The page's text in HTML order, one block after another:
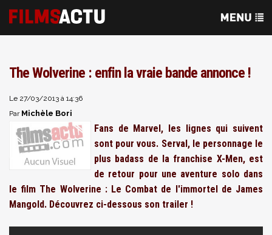
The Wolverine : enfin la vraie bande annonce !
Le 27/03/2013 à 14:36
Par Michèle Bori
Fans de Marvel, les lignes qui suivent
sont pour vous. Serval, le personnage le
plus badass de la franchise X-Men, est
de retour pour une aventure solo dans
le film The Wolverine : Le Combat de l'immortel de James
Mangold. Découvrez ci-dessous son trailer !